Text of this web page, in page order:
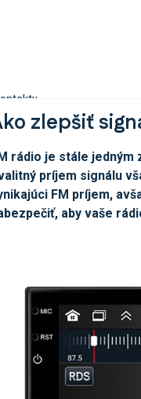
zlepšiť
rádio je stále
príjem signálu
FM príjem,
aby vaše